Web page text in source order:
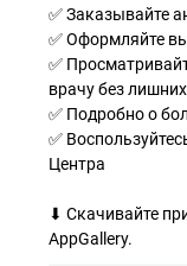
✅ Заказывайте
✅ Оформляйте
✅
врачу без
✅ Подробно о
✅
Центра
⬇ Скачивайте
AppGallery.